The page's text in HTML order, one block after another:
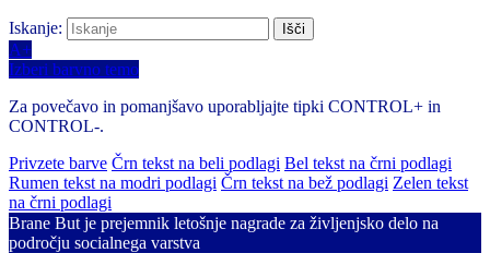
Iskanje:
A+
Izberi barvno temo
Za povečavo in pomanjšavo uporabljajte tipki CONTROL+ in
CONTROL-.
Privzete barve Črn tekst na beli podlagi Bel tekst na črni podlagi
Rumen tekst na modri podlagi Črn tekst na bež podlagi Zelen tekst
na črni podlagi
Brane But je prejemnik letošnje nagrade za življenjsko delo na
področju socialnega varstva